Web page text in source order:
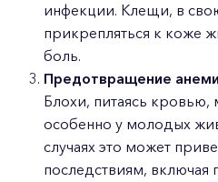
инфекции. Клещи, в
прикрепляться к коже
боль.
Предотвращение
Блохи, питаясь кровью,
особенно у молодых
случаях это может
последствиям, включая